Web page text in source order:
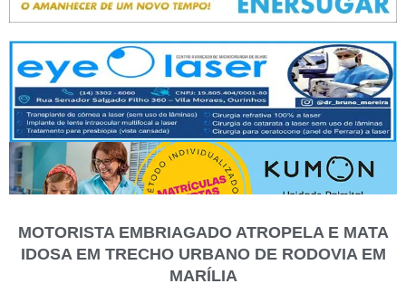
MOTORISTA EMBRIAGADO ATROPELA E MATA
IDOSA EM TRECHO URBANO DE RODOVIA EM
MARÍLIA